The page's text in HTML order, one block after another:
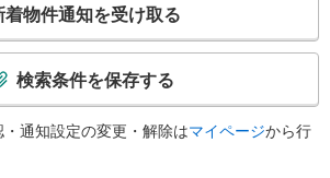
着物件通知を受け取る
検索条件を保存する
通知設定の変更・解除はマイページから行